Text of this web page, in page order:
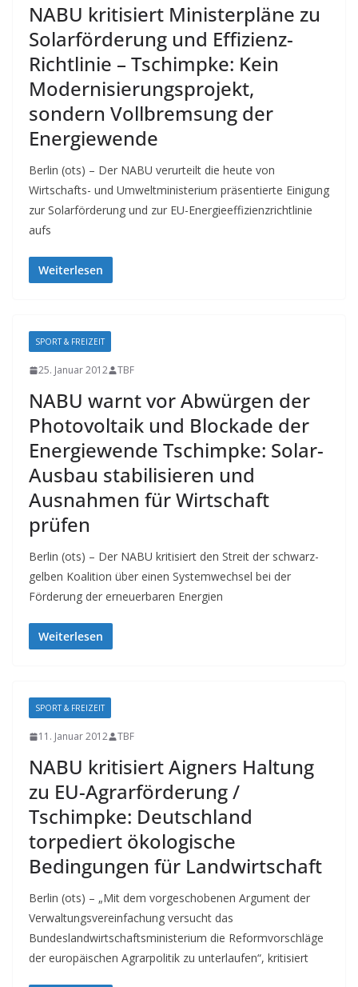
NABU kritisiert Ministerpläne zu
Solarförderung und Effizienz-
Richtlinie – Tschimpke: Kein
Modernisierungsprojekt,
sondern Vollbremsung der
Energiewende
Berlin (ots) – Der NABU verurteilt die heute von
Wirtschafts- und Umweltministerium präsentierte Einigung
zur Solarförderung und zur EU-Energieeffizienzrichtlinie
aufs
Weiterlesen
SPORT & FREIZEIT
25. Januar 2012 TBF
NABU warnt vor Abwürgen der
Photovoltaik und Blockade der
Energiewende Tschimpke: Solar-
Ausbau stabilisieren und
Ausnahmen für Wirtschaft
prüfen
Berlin (ots) – Der NABU kritisiert den Streit der schwarz-
gelben Koalition über einen Systemwechsel bei der
Förderung der erneuerbaren Energien
Weiterlesen
SPORT & FREIZEIT
11. Januar 2012 TBF
NABU kritisiert Aigners Haltung
zu EU-Agrarförderung /
Tschimpke: Deutschland
torpediert ökologische
Bedingungen für Landwirtschaft
Berlin (ots) – „Mit dem vorgeschobenen Argument der
Verwaltungsvereinfachung versucht das
Bundeslandwirtschaftsministerium die Reformvorschläge
der europäischen Agrarpolitik zu unterlaufen“, kritisiert